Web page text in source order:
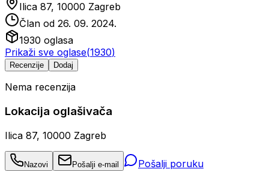
Ilica 87, 10000 Zagreb
Član od 26. 09. 2024.
1930 oglasa
Prikaži sve oglase(1930)
Recenzije Dodaj
Nema recenzija
Lokacija oglašivača
Ilica 87, 10000 Zagreb
Nazovi Pošalji e-mail Pošalji poruku